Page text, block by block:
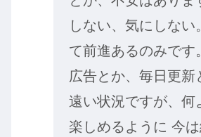
しない、気にしない
て前進あるのみです
広告とか、毎日更新
遠い状況ですが、何
楽しめるように 今